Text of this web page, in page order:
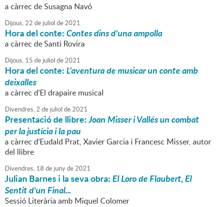
a càrrec de Susagna Navó
Dijous,22 de juliol de2021
Hora del conte:Contes dins d'una ampolla
a càrrec de Santi Rovira
Dijous, 15 de juliol de2021
Hora del conte:L'aventura de musicar un conte amb
deixalles
a càrrec d'El drapaire musical
Divendres,2 de juliol de2021
Presentació de llibre:Joan Misser i Vallés un combat
per la justícia i la pau
a càrrec d'Eudald Prat, Xavier Garcia i Francesc Misser, autor
del llibre
Divendres, 18 de junyde2021
Julian Barnes i la seva obra:El Loro de Flaubert, El
Sentit d'un Final...
Sessió Literària amb Miquel Colomer